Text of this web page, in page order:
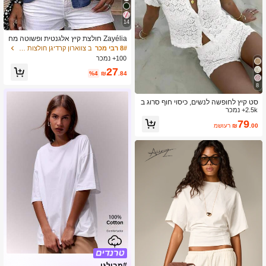
8
סט קיץ לחופשה לנשים, כיסוי חוף סרוג ב
חוט רשת עם חלונות חלולים וסגנון סקסי,
שרוול קצר + מכנסיים קצרים, סט 2 חלקי
ם - סט חופשה לנשים 2 חלקים, כיסוי סרו
קסי לבן, בוהו שיק
2.5k+ נמכר
₪79.00 משוער
14
Zayélia חולצת קיץ אלגנטית ופשוטה מח
ומר ארוג חלק לנשים, חולצת עבודה
8# רבי מכר
100+ נמכר
₪27 .84
%4